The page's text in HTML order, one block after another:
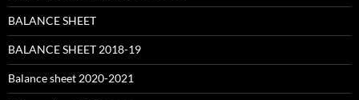
BALANCE SHEET
BALANCE SHEET 2018-19
Balance sheet 2020-2021